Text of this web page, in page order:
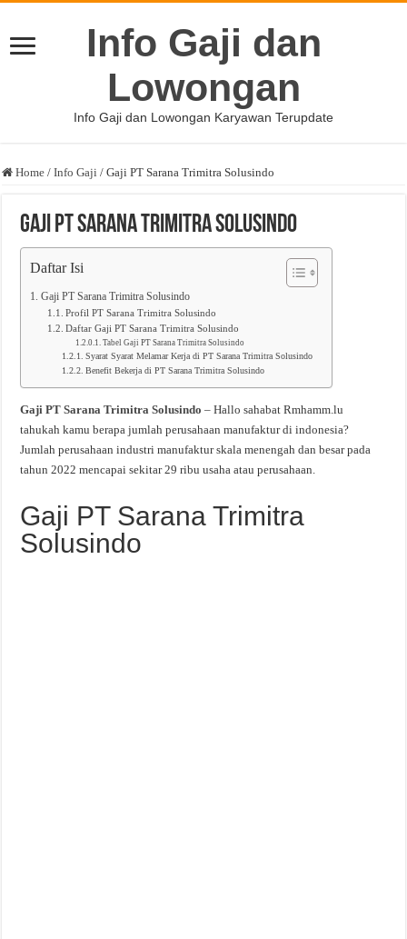
Info Gaji dan
Lowongan
Info Gaji dan Lowongan Karyawan Terupdate
Home / Info Gaji / Gaji PT Sarana Trimitra Solusindo
Gaji PT Sarana Trimitra Solusindo
Daftar Isi
Gaji PT Sarana Trimitra Solusindo
Profil PT Sarana Trimitra Solusindo
Daftar Gaji PT Sarana Trimitra Solusindo
Tabel Gaji PT Sarana Trimitra Solusindo
Syarat Syarat Melamar Kerja di PT Sarana Trimitra Solusindo
Benefit Bekerja di PT Sarana Trimitra Solusindo
Gaji PT Sarana Trimitra Solusindo – Hallo sahabat Rmhamm.lu
tahukah kamu berapa jumlah perusahaan manufaktur di indonesia?
Jumlah perusahaan industri manufaktur skala menengah dan besar pada
tahun 2022 mencapai sekitar 29 ribu usaha atau perusahaan.
Gaji PT Sarana Trimitra
Solusindo